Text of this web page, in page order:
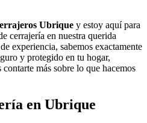
Ubrique y estoy aquí para
cerrajería en nuestra querida
experiencia, sabemos exactamente
y protegido en tu hogar,
más sobre lo que hacemos
en Ubrique